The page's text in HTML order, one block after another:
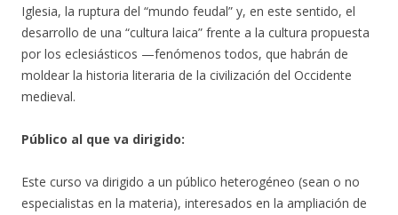
Iglesia, la ruptura del “mundo feudal” y, en este sentido, el
desarrollo de una “cultura laica” frente a la cultura propuesta
por los eclesiásticos —fenómenos todos, que habrán de
moldear la historia literaria de la civilización del Occidente
medieval.
Público al que va dirigido:
Este curso va dirigido a un público heterogéneo (sean o no
especialistas en la materia), interesados en la ampliación de